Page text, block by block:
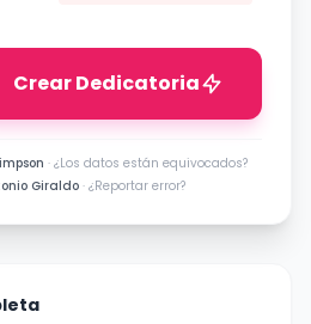
Crear Dedicatoria
· ¿Los datos están equivocados?
Giraldo· ¿Reportar error?